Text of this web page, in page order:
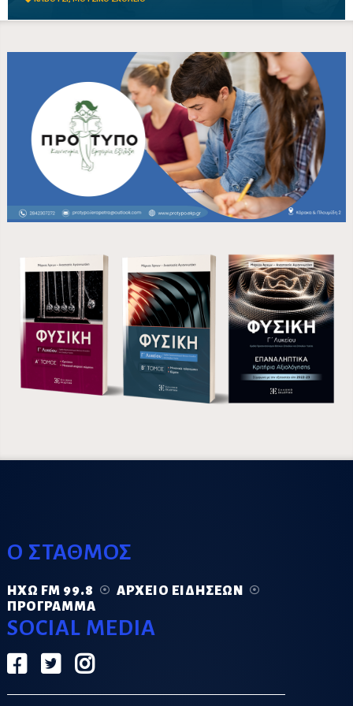
Ο ΣΤΑΘΜΟΣ
ΗΧΏ FM 99.8
ΑΡΧΕΊΟ ΕΙΔΉΣΕΩΝ
ΠΡΌΓΡΑΜΜΑ
SOCIAL MEDIA